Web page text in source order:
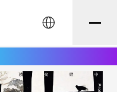
English